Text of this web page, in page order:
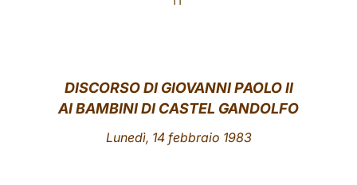
中文
DISCORSO DI GIOVANNI PAOLO II
AI BAMBINI DI CASTEL GANDOLFO
Lunedì, 14 febbraio 1983